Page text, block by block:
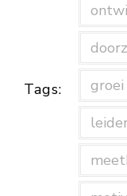
Tags:
groei